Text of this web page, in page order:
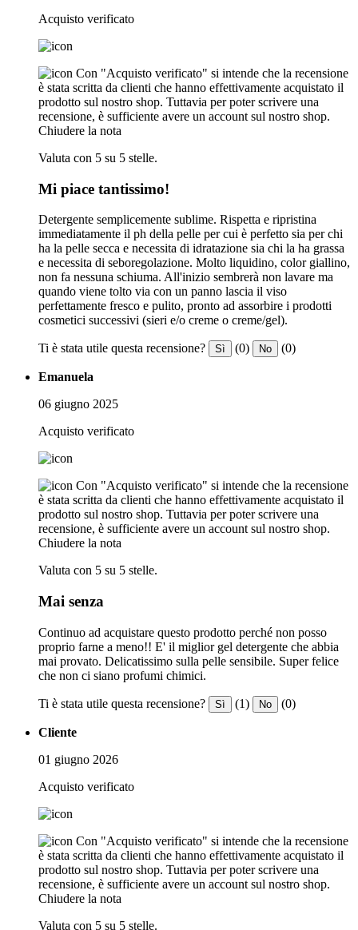
Acquisto verificato
Con "Acquisto verificato" si intende che la recensione
è stata scritta da clienti che hanno effettivamente acquistato il
prodotto sul nostro shop. Tuttavia per poter scrivere una
recensione, è sufficiente avere un account sul nostro shop.
Chiudere la nota
Valuta con 5 su 5 stelle.
Mi piace tantissimo!
Detergente semplicemente sublime. Rispetta e ripristina
immediatamente il ph della pelle per cui è perfetto sia per chi
ha la pelle secca e necessita di idratazione sia chi la ha grassa
e necessita di seboregolazione. Molto liquidino, color giallino,
non fa nessuna schiuma. All'inizio sembrerà non lavare ma
quando viene tolto via con un panno lascia il viso
perfettamente fresco e pulito, pronto ad assorbire i prodotti
cosmetici successivi (sieri e/o creme o creme/gel).
Ti è stata utile questa recensione? Sì (0) No (0)
Emanuela
06 giugno 2025
Acquisto verificato
Con "Acquisto verificato" si intende che la recensione
è stata scritta da clienti che hanno effettivamente acquistato il
prodotto sul nostro shop. Tuttavia per poter scrivere una
recensione, è sufficiente avere un account sul nostro shop.
Chiudere la nota
Valuta con 5 su 5 stelle.
Mai senza
Continuo ad acquistare questo prodotto perché non posso
proprio farne a meno!! E' il miglior gel detergente che abbia
mai provato. Delicatissimo sulla pelle sensibile. Super felice
che non ci siano profumi chimici.
Ti è stata utile questa recensione? Sì (1) No (0)
Cliente
01 giugno 2026
Acquisto verificato
Con "Acquisto verificato" si intende che la recensione
è stata scritta da clienti che hanno effettivamente acquistato il
prodotto sul nostro shop. Tuttavia per poter scrivere una
recensione, è sufficiente avere un account sul nostro shop.
Chiudere la nota
Valuta con 5 su 5 stelle.